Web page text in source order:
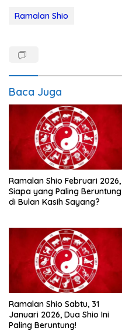
Ramalan Shio
Baca Juga
Ramalan Shio Februari 2026,
Siapa yang Paling Beruntung
di Bulan Kasih Sayang?
Ramalan Shio Sabtu, 31
Januari 2026, Dua Shio Ini
Paling Beruntung!